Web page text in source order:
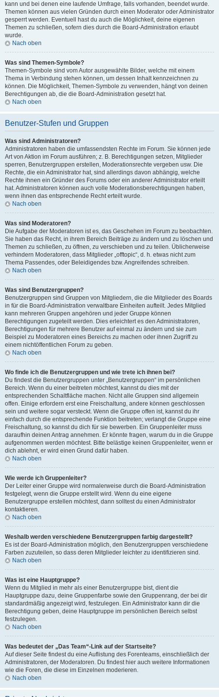
kann und bei denen eine laufende Umfrage, falls vorhanden, beendet wurde.
Themen können aus vielen Gründen durch einen Moderator oder Administrator
gesperrt werden. Eventuell hast du auch die Möglichkeit, deine eigenen
Themen zu schließen, sofern dies durch die Board-Administration erlaubt
wurde.
Nach oben
Was sind Themen-Symbole?
Themen-Symbole sind vom Autor ausgewählte Bilder, welche mit einem
Thema in Verbindung stehen können, um dessen Inhalt kennzeichnen zu
können. Die Möglichkeit, Themen-Symbole zu verwenden, hängt von deinen
Berechtigungen ab, die die Board-Administration gesetzt hat.
Nach oben
Benutzer-Stufen und Gruppen
Was sind Administratoren?
Administratoren haben die umfassendsten Rechte im Forum. Sie können jede
Art von Aktion im Forum ausführen; z. B. Berechtigungen setzen, Mitglieder
sperren, Benutzergruppen erstellen, Moderationsrechte vergeben usw. Die
Rechte, die ein Administrator hat, sind allerdings davon abhängig, welche
Rechte ihnen ein Gründer des Forums oder ein anderer Administrator erteilt
hat. Administratoren können auch volle Moderationsberechtigungen haben,
wenn ihnen das entsprechende Recht erteilt wurde.
Nach oben
Was sind Moderatoren?
Die Aufgabe der Moderatoren ist es, das Geschehen im Forum zu beobachten.
Sie haben das Recht, in ihrem Bereich Beiträge zu ändern und zu löschen und
Themen zu schließen, zu öffnen, zu verschieben und zu teilen. Üblicherweise
verhindern Moderatoren, dass Mitglieder „offtopic“, d. h. etwas nicht zum
Thema Passendes, oder Beleidigendes bzw. Angreifendes schreiben.
Nach oben
Was sind Benutzergruppen?
Benutzergruppen sind Gruppen von Mitgliedern, die die Mitglieder des Boards
in für die Board-Administration verwaltbare Einheiten aufteilt. Jedes Mitglied
kann mehreren Gruppen angehören und jeder Gruppe können
Berechtigungen zugeteilt werden. Dies erleichtert es den Administratoren,
Berechtigungen für mehrere Benutzer auf einmal zu ändern und sie zum
Beispiel zu Moderatoren eines Bereichs zu machen oder ihnen Zugriff zu
einem nichtöffentlichen Forum zu geben.
Nach oben
Wo finde ich die Benutzergruppen und wie trete ich ihnen bei?
Du findest die Benutzergruppen unter „Benutzergruppen“ im persönlichen
Bereich. Wenn du einer beitreten möchtest, kannst du dies mit der
entsprechenden Schaltfläche machen. Nicht alle Gruppen sind allgemein
offen. Einige erfordern erst eine Freischaltung, andere können geschlossen
sein und weitere sogar versteckt. Wenn die Gruppe offen ist, kannst du ihr
einfach durch die entsprechende Funktion beitreten; verlangt die Gruppe eine
Freischaltung, so kannst du dich für sie bewerben. Ein Gruppenleiter muss
daraufhin deinen Antrag annehmen. Er könnte fragen, warum du in die Gruppe
aufgenommen werden möchtest. Bitte belästige keinen Gruppenleiter, wenn er
dich ablehnt, er wird einen Grund dafür haben.
Nach oben
Wie werde ich Gruppenleiter?
Der Leiter einer Gruppe wird normalerweise durch die Board-Administration
festgelegt, wenn die Gruppe erstellt wird. Wenn du eine eigene
Benutzergruppe erstellen möchtest, dann solltest du einen Administrator
kontaktieren.
Nach oben
Weshalb werden verschiedene Benutzergruppen farbig dargestellt?
Es ist der Board-Administration möglich, den Benutzergruppen verschiedene
Farben zuzuteilen, so dass deren Mitglieder leichter zu identifizieren sind.
Nach oben
Was ist eine Hauptgruppe?
Wenn du Mitglied in mehr als einer Benutzergruppe bist, dient die
Hauptgruppe dazu, deine Gruppenfarbe sowie den Gruppenrang, der bei dir
standardmäßig angezeigt wird, festzulegen. Ein Administrator kann dir die
Berechtigung geben, deine Hauptgruppe im persönlichen Bereich selbst
festzulegen.
Nach oben
Was bedeutet der „Das Team“-Link auf der Startseite?
Auf dieser Seite findest du eine Auflistung des Forenteams, einschließlich der
Administratoren, der Moderatoren. Du findest hier auch weitere Informationen
wie die Foren, die diese im Einzelnen moderieren.
Nach oben